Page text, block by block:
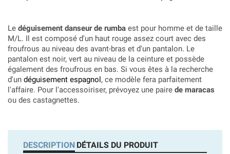
Le déguisement danseur de rumba est pour homme et de taille
M/L. Il est composé d'un haut rouge assez court avec des
froufrous au niveau des avant-bras et d'un pantalon. Le
pantalon est noir, vert au niveau de la ceinture et possède
également des froufrous en bas. Si vous êtes à la recherche
d'un déguisement espagnol, ce modèle fera parfaitement
l'affaire. Pour l'accessoiriser, prévoyez une paire de maracas
ou des castagnettes.
DESCRIPTION DÉTAILS DU PRODUIT